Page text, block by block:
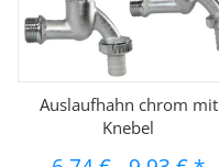
Auslaufhahn chrom mit
Knebel